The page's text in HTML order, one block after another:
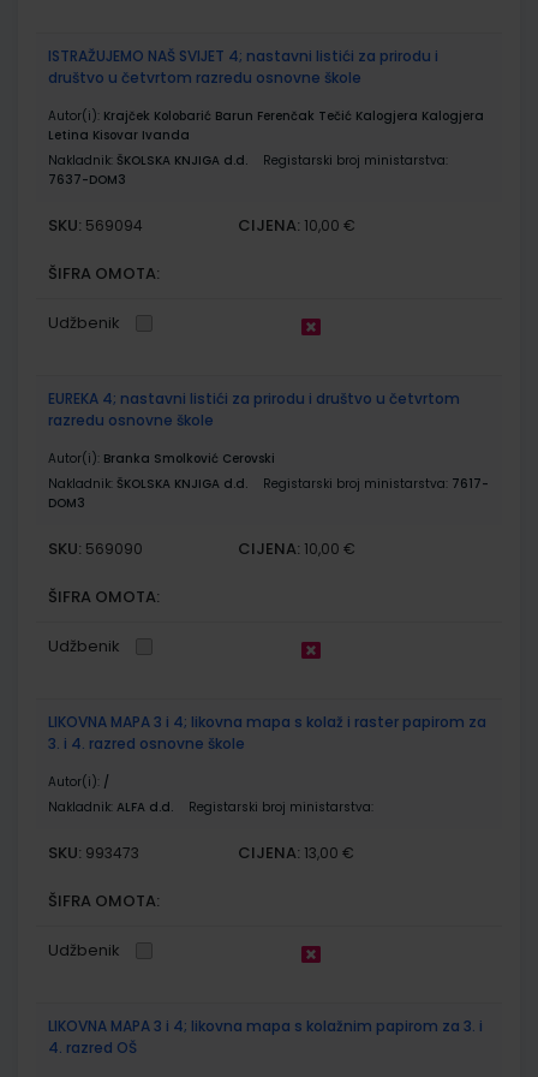
ISTRAŽUJEMO NAŠ SVIJET 4; nastavni listići za prirodu i
društvo u četvrtom razredu osnovne škole
Autor(i): Krajček Kolobarić Barun Ferenčak Tečić Kalogjera Kalogjera
Letina Kisovar Ivanda
Nakladnik: ŠKOLSKA KNJIGA d.d.
Registarski broj ministarstva:
7637-DOM3
SKU: 569094 CIJENA: 10,00 €
ŠIFRA OMOTA:
Udžbenik
EUREKA 4; nastavni listići za prirodu i društvo u četvrtom
razredu osnovne škole
Autor(i): Branka Smolković Cerovski
Nakladnik: ŠKOLSKA KNJIGA d.d. Registarski broj ministarstva: 7617-
DOM3
SKU: 569090 CIJENA: 10,00 €
ŠIFRA OMOTA:
Udžbenik
LIKOVNA MAPA 3 i 4; likovna mapa s kolaž i raster papirom za
3. i 4. razred osnovne škole
Autor(i): /
Nakladnik: ALFA d.d. Registarski broj ministarstva:
SKU: 993473 CIJENA: 13,00 €
ŠIFRA OMOTA:
Udžbenik
LIKOVNA MAPA 3 i 4; likovna mapa s kolažnim papirom za 3. i
4. razred OŠ